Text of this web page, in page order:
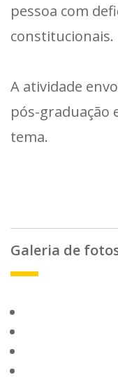
pessoa com
constitucionais.
A atividade
pós-graduação
tema.
Galeria de